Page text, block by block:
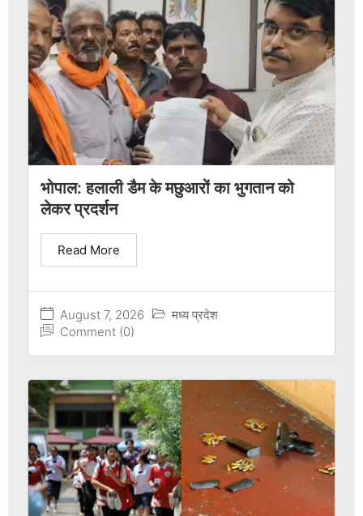
भोपाल: हलाली डैम के मछुआरों का भुगतान को
लेकर प्रदर्शन
August 7, 2026
मध्य प्रदेश
Comment (0)
Read More